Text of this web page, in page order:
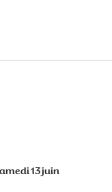
13 juin